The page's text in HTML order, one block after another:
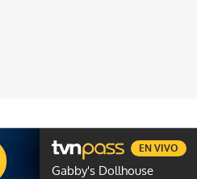
GENTE TVN
Gabby's Dollhouse
EN VIVO